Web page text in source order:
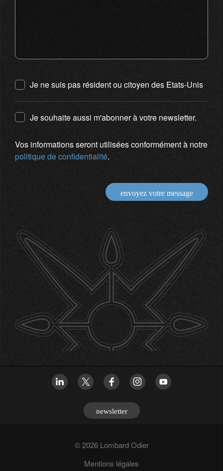
Je ne suis pas résident ou citoyen des Etats-Unis
Je souhaite aussi m'abonner à votre newsletter.
Vos informations seront utilisées conformément à notre
politique de confidentialité.
envoyez votre message
newsletter
© 2026 Lombard Odier
Mentions légales